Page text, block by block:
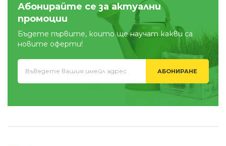
Абонирайте се за актуални
промоции
Бъдете първите, които ще научат какви са
новите оферти!
АБОНИРАНЕ